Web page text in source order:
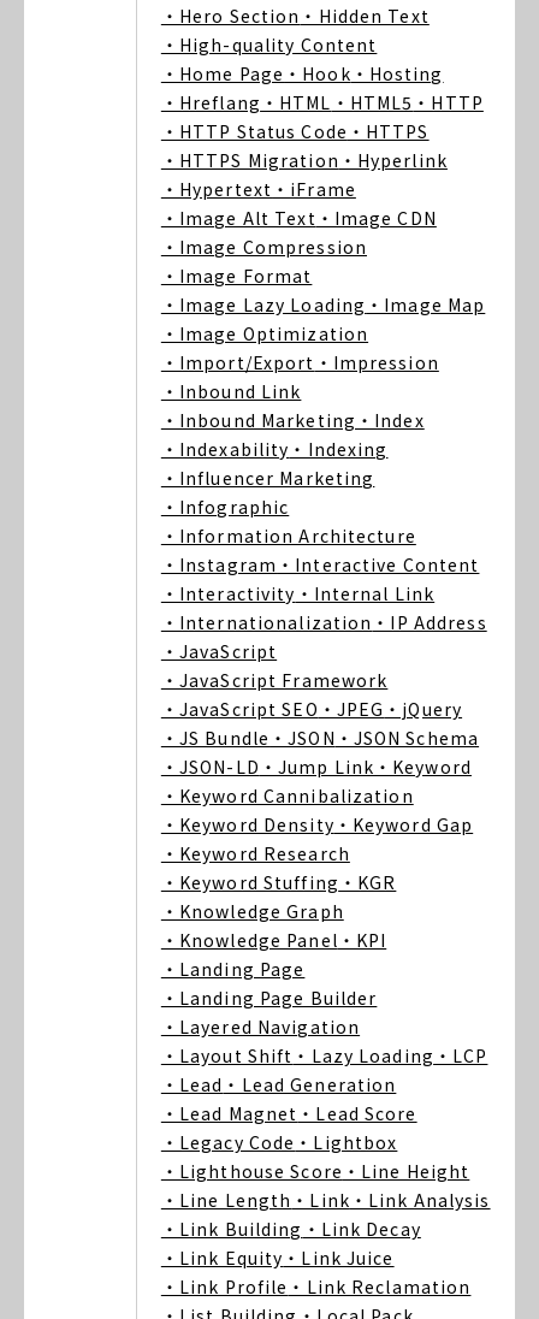
・Hero Section ・Hidden Text
・High-quality Content
・Home Page ・Hook ・Hosting
・Hreflang ・HTML ・HTML5 ・HTTP
・HTTP Status Code ・HTTPS
・HTTPS Migration ・Hyperlink
・Hypertext ・iFrame
・Image Alt Text ・Image CDN
・Image Compression
・Image Format
・Image Lazy Loading ・Image Map
・Image Optimization
・Import/Export ・Impression
・Inbound Link
・Inbound Marketing ・Index
・Indexability ・Indexing
・Influencer Marketing
・Infographic
・Information Architecture
・Instagram ・Interactive Content
・Interactivity ・Internal Link
・Internationalization ・IP Address
・JavaScript
・JavaScript Framework
・JavaScript SEO ・JPEG ・jQuery
・JS Bundle ・JSON ・JSON Schema
・JSON-LD ・Jump Link ・Keyword
・Keyword Cannibalization
・Keyword Density ・Keyword Gap
・Keyword Research
・Keyword Stuffing ・KGR
・Knowledge Graph
・Knowledge Panel ・KPI
・Landing Page
・Landing Page Builder
・Layered Navigation
・Layout Shift ・Lazy Loading ・LCP
・Lead ・Lead Generation
・Lead Magnet ・Lead Score
・Legacy Code ・Lightbox
・Lighthouse Score ・Line Height
・Line Length ・Link ・Link Analysis
・Link Building ・Link Decay
・Link Equity ・Link Juice
・Link Profile ・Link Reclamation